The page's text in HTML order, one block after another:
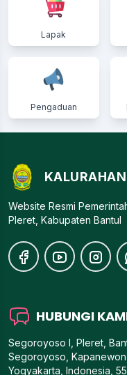
Lapak
Pengaduan
Website Resmi
Pleret, Kabupaten Bantul
HUBUNGI
Segoroyoso I, Pleret,
Segoroyoso,
Yogyakarta, Indonesia,